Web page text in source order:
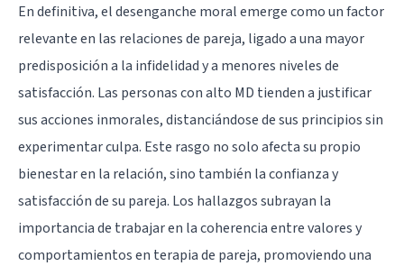
En definitiva, el desenganche moral emerge como un factor
relevante en las relaciones de pareja, ligado a una mayor
predisposición a la infidelidad y a menores niveles de
satisfacción. Las personas con alto MD tienden a justificar
sus acciones inmorales, distanciándose de sus principios sin
experimentar culpa. Este rasgo no solo afecta su propio
bienestar en la relación, sino también la confianza y
satisfacción de su pareja. Los hallazgos subrayan la
importancia de trabajar en la coherencia entre valores y
comportamientos en terapia de pareja, promoviendo una